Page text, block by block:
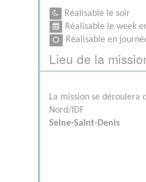
Réalisable le soir
Réalisable le week
Réalisable en
Lieu de la
La mission se déroulera
Nord/IDF
Seine-Saint-Denis